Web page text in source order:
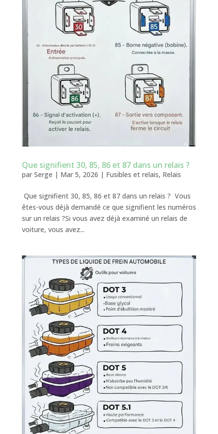
Que signifient 30, 85, 86 et 87 dans un relais ?
par Serge | Mar 5, 2026 | Fusibles et relais, Relais
Que signifient 30, 85, 86 et 87 dans un relais ? Vous
êtes-vous déjà demandé ce que signifient les numéros
sur un relais ?Si vous avez déjà examiné un relais de
voiture, vous avez...